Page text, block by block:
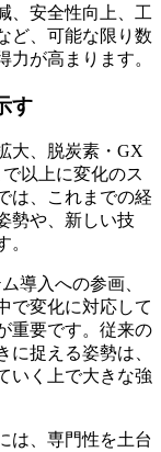
、安全性向上、工
ど、可能な限り数
が高まります。
す
大、脱炭素・GX
以上に変化のス
は、これまでの経
勢や、新しい技
。
導入への参画、
で変化に対応して
重要です。従来の
捉える姿勢は、
いく上で大きな強
は、専門性を土台